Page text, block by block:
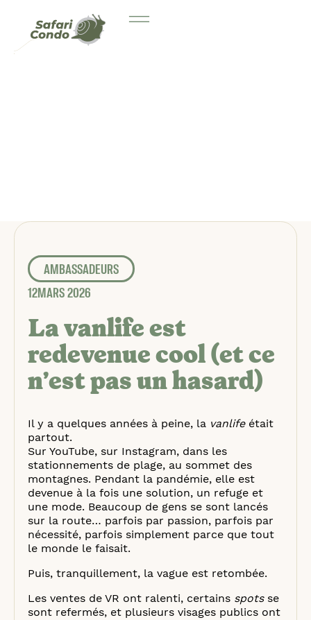
AMBASSADEURS
12MARS 2026
La vanlife est
redevenue cool (et ce
n’est pas un hasard)
Il y a quelques années à peine, la vanlifeétait
partout.
Sur YouTube, sur Instagram, dans les
stationnements de plage, au sommet des
montagnes. Pendant la pandémie, elle est
devenue à la fois une solution, un refuge et
une mode. Beaucoup de gens se sont lancés
sur la route… parfois par passion, parfois par
nécessité, parfois simplement parce que tout
le monde le faisait.
Puis, tranquillement, la vague est retombée.
Les ventes de VR ont ralenti, certains spotsse
sont refermés, et plusieurs visages publics ont